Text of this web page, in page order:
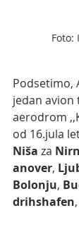
Foto:
Podsetimo,
jedan avion
aerodrom
od 16.jula
Niša za
anover,
Bolonju,
drihshafen,